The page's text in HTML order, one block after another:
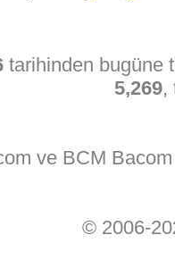
tarihinden bugüne
5,269,
ve BCM
© 2006-